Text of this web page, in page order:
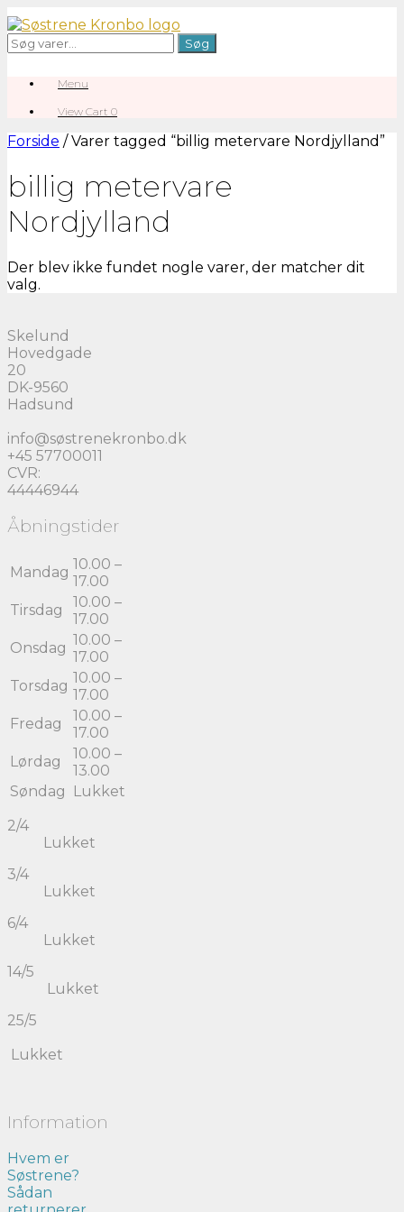
Gå
til
indhold
Søg
efter:
Søg
Menu
View
cart
View Cart 0
Forside / Varer tagged “billig metervare Nordjylland”
billig metervare
Nordjylland
Der blev ikke fundet nogle varer, der matcher dit
valg.
Skelund
Hovedgade
20
DK-9560
Hadsund
info@søstrenekronbo.dk
+45 57700011
CVR:
44446944
Åbningstider
Mandag 10.00 –
17.00
Tirsdag
10.00 –
17.00
Onsdag 10.00 –
17.00
Torsdag 10.00 –
17.00
Fredag
10.00 –
17.00
Lørdag
10.00 –
13.00
Søndag
Lukket
2/4
Lukket
3/4
Lukket
6/4
Lukket
14/5
Lukket
25/5
Lukket
Information
Hvem er
Søstrene?
Sådan